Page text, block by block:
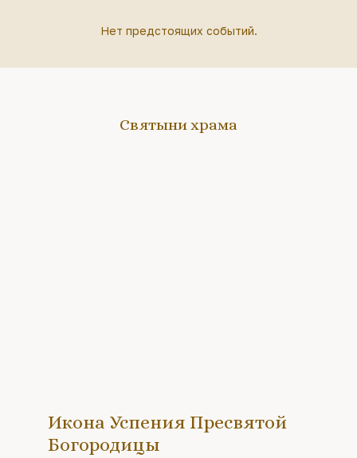
Нет предстоящих событий.
Святыни храма
Икона Успения Пресвятой
Богородицы